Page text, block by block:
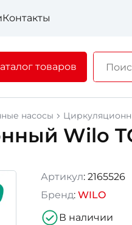
Контакты
товаров
насосы
Wilo
Артикул: 2165526
Бренд: WILO
В наличии